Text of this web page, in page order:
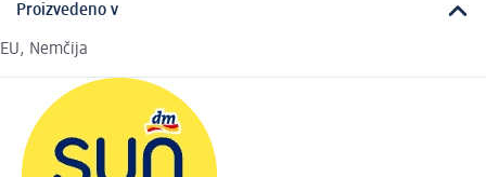
Proizvedeno v
EU, Nemčija